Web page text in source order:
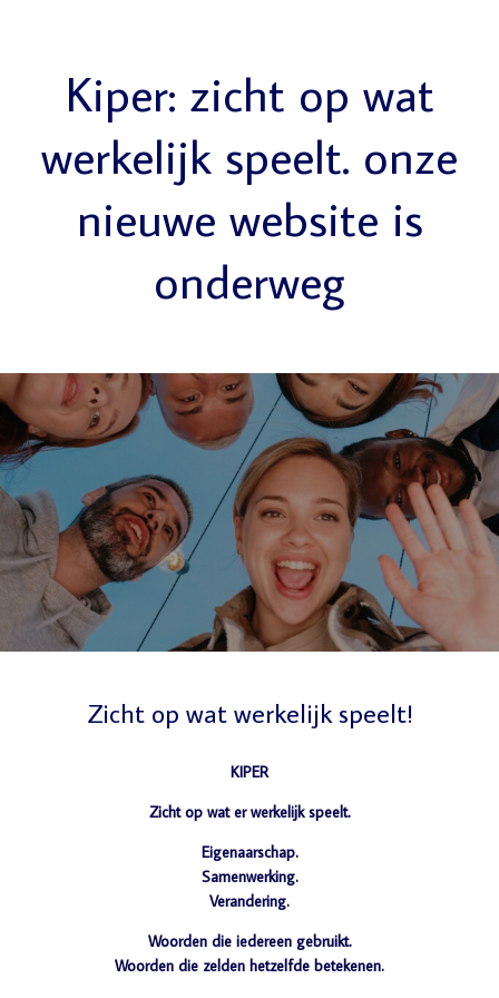
Kiper: zicht op wat
werkelijk speelt. onze
nieuwe website is
onderweg
Zicht op wat werkelijk speelt!
KIPER
Zicht op wat er werkelijk speelt.
Eigenaarschap.
Samenwerking.
Verandering.
Woorden die iedereen gebruikt.
Woorden die zelden hetzelfde betekenen.